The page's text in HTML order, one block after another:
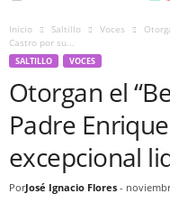
Inicio Saltillo Voces
Castro por su...
SALTILLO VOCES
Otorgan el
Padre
excepcional
PorJosé Ignacio Flores -